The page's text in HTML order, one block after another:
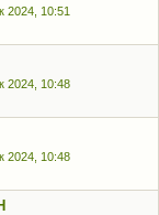
2024, 10:51
2024, 10:48
2024, 10:48